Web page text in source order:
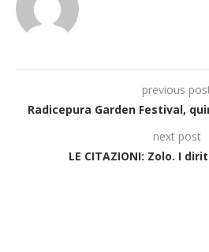
previous
Radicepura Garden Festival,
next post
LE CITAZIONI: Zolo. I